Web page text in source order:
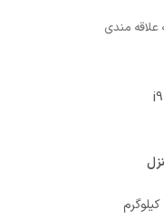
علاقه مندی